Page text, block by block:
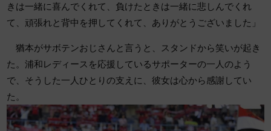
きは一緒に喜んでくれて、負けたときは一緒に悲しんでくれ
て、頑張れと背中を押してくれて、ありがとうございました」
猶本がサボテンおじさんと言うと、スタンドから笑いが起き
た。浦和レディースを応援しているサポーターの一人のよう
で、そうした一人ひとりの支えに、彼女は心から感謝してい
た。